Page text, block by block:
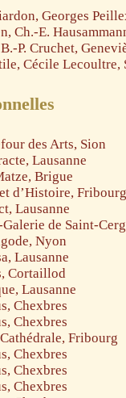
Georges
Ch.-E.
P. Cruchet,
Cécile Lecoultre,
des Arts, Sion
Lausanne
Brigue
d’Histoire, Fribourg
Lausanne
de Saint-
Nyon
Lausanne
Cortaillod
Lausanne
Chexbres
Chexbres
Fribourg
Chexbres
Chexbres
Chexbres